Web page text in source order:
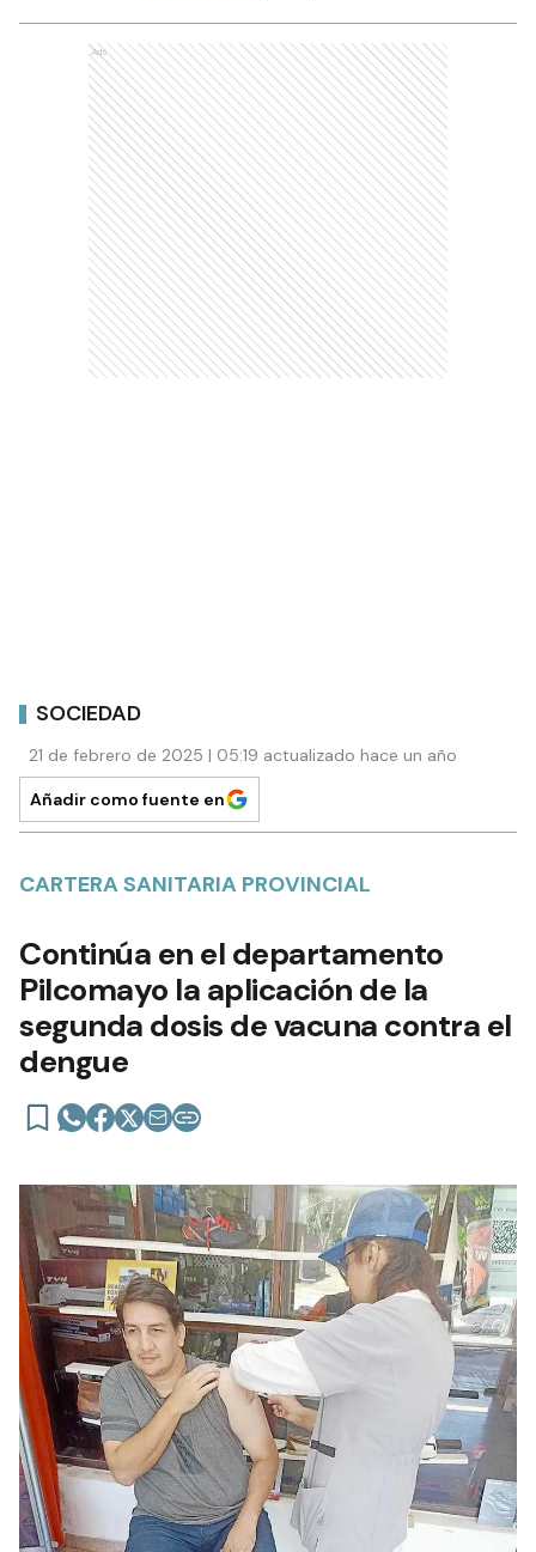
Ads
SOCIEDAD
21 de febrero de 2025 | 05:19 actualizado hace un año
Añadir como fuente en
CARTERA SANITARIA PROVINCIAL
Continúa en el departamento
Pilcomayo la aplicación de la
segunda dosis de vacuna contra el
dengue